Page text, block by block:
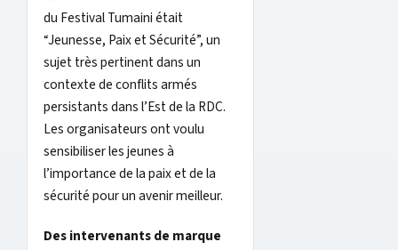
du Festival Tumaini était
“Jeunesse, Paix et Sécurité”, un
sujet très pertinent dans un
contexte de conflits armés
persistants dans l’Est de la RDC.
Les organisateurs ont voulu
sensibiliser les jeunes à
l’importance de la paix et de la
sécurité pour un avenir meilleur.
Des intervenants de marque